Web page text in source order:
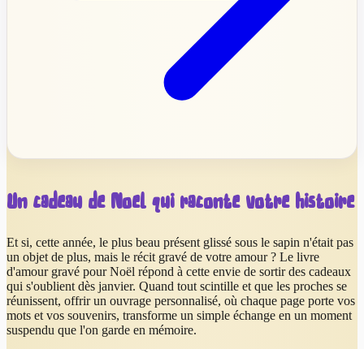
Un cadeau de Noël qui raconte votre histoire
Et si, cette année, le plus beau présent glissé sous le sapin n'était pas
un objet de plus, mais le récit gravé de votre amour ? Le livre
d'amour gravé pour Noël répond à cette envie de sortir des cadeaux
qui s'oublient dès janvier. Quand tout scintille et que les proches se
réunissent, offrir un ouvrage personnalisé, où chaque page porte vos
mots et vos souvenirs, transforme un simple échange en un moment
suspendu que l'on garde en mémoire.